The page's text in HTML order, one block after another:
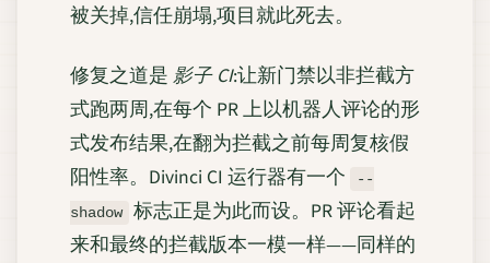
被关掉,信任崩塌,项目就此死去。
修复之道是 影子 CI:让新门禁以非拦截方
式跑两周,在每个 PR 上以机器人评论的形
式发布结果,在翻为拦截之前每周复核假
阳性率。Divinci CI 运行器有一个
--
shadow
标志正是为此而设。PR 评论看起
来和最终的拦截版本一模一样——同样的